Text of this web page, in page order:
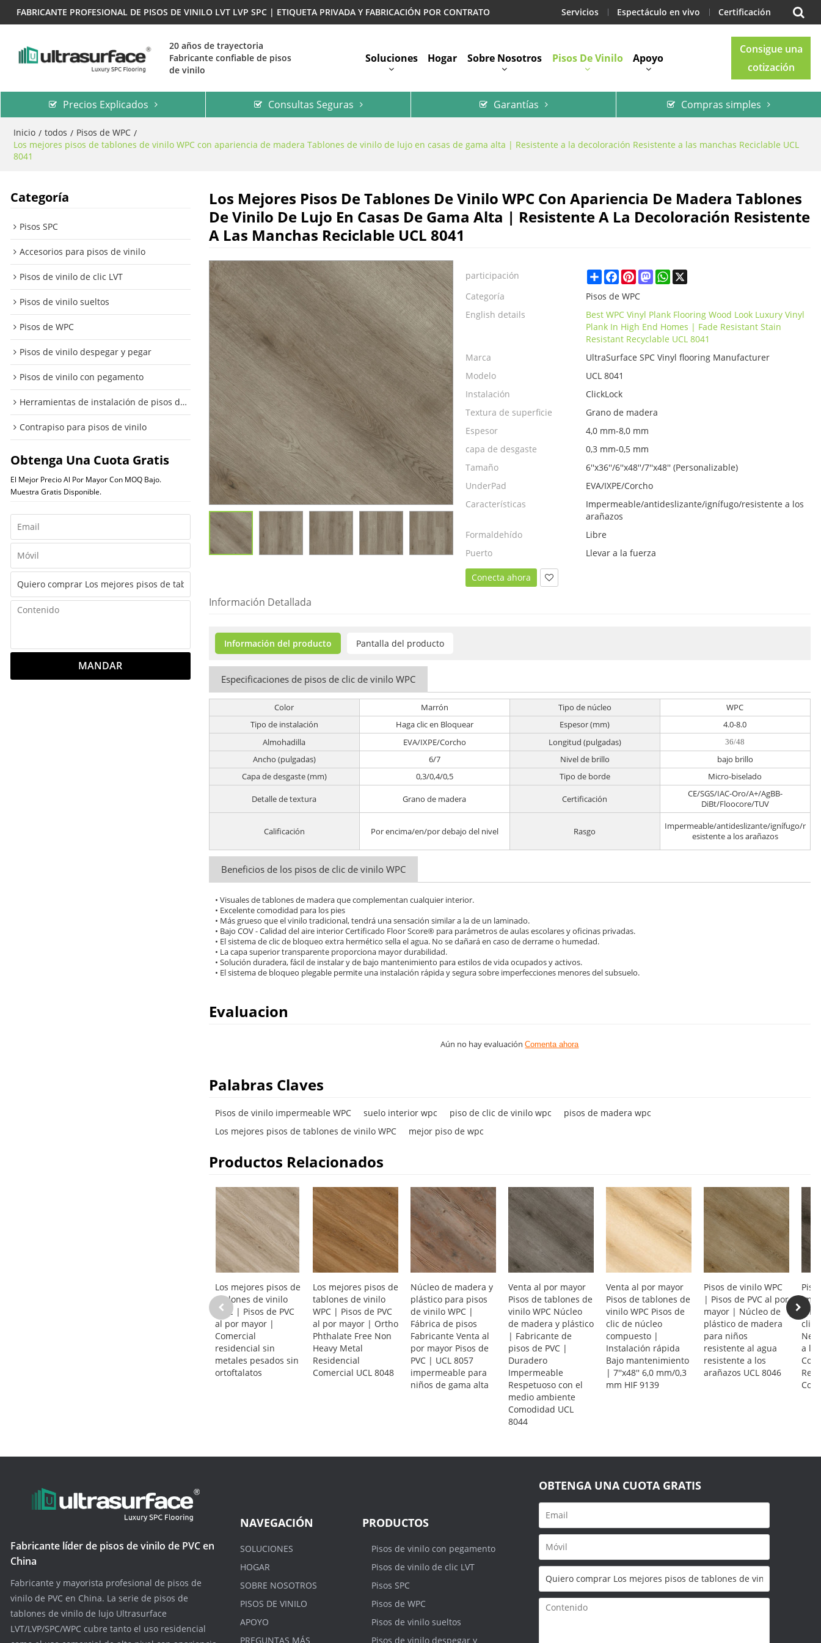
FABRICANTE PROFESIONAL DE PISOS DE VINILO LVT LVP SPC | ETIQUETA PRIVADA Y FABRICACIÓN POR CONTRATO Servicios Espectáculo en vivo Certificación
20 años de trayectoria
Fabricante confiable de pisos
de vinilo
Soluciones Hogar Sobre Nosotros Pisos De Vinilo Apoyo
Consigue una
cotización
Precios Explicados Consultas Seguras Garantías Compras simples
Inicio / todos / Pisos de WPC /
Los mejores pisos de tablones de vinilo WPC con apariencia de madera Tablones de vinilo de lujo en casas de gama alta | Resistente a la decoloración Resistente a las manchas Reciclable UCL
8041
Categoría
Pisos SPC
Accesorios para pisos de vinilo
Pisos de vinilo de clic LVT
Pisos de vinilo sueltos
Pisos de WPC
Pisos de vinilo despegar y pegar
Pisos de vinilo con pegamento
Herramientas de instalación de pisos de vinilo
Contrapiso para pisos de vinilo
Obtenga Una Cuota Gratis
El Mejor Precio Al Por Mayor Con MOQ Bajo.
Muestra Gratis Disponible.
MANDAR
Los Mejores Pisos De Tablones De Vinilo WPC Con Apariencia De Madera Tablones
De Vinilo De Lujo En Casas De Gama Alta | Resistente A La Decoloración Resistente
A Las Manchas Reciclable UCL 8041
participación ShareFacebookPinterestMastodonWhatsApp
Categoría
Pisos de WPC
English details
Best WPC Vinyl Plank Flooring Wood Look Luxury Vinyl
Plank In High End Homes | Fade Resistant Stain
Resistant Recyclable UCL 8041
Marca
UltraSurface SPC Vinyl flooring Manufacturer
Modelo
UCL 8041
Instalación
ClickLock
Textura de superficie
Grano de madera
Espesor
4,0 mm-8,0 mm
capa de desgaste
0,3 mm-0,5 mm
Tamaño
6''x36''/6''x48''/7''x48'' (Personalizable)
UnderPad
EVA/IXPE/Corcho
Características
Impermeable/antideslizante/ignífugo/resistente a los
arañazos
Formaldehído
Libre
Puerto
Llevar a la fuerza
Conecta ahora
Información Detallada
Información del producto Pantalla del producto
Especificaciones de pisos de clic de vinilo WPC
Color Marrón Tipo de núcleo
WPC
Tipo de instalación
Haga clic en Bloquear Espesor (mm)
4.0-8.0
Almohadilla
EVA/IXPE/Corcho Longitud (pulgadas) 36/48
Ancho (pulgadas) 6/7 Nivel de brillo
bajo brillo
Capa de desgaste (mm)
0,3/0,4/0,5 Tipo de borde Micro-biselado
Detalle de textura Grano de madera Certificación
CE/SGS/IAC-Oro/A+/AgBB-
DiBt/Floocore/TUV
Calificación Por encima/en/por debajo del nivel Rasgo
Impermeable/antideslizante/ignífugo/r
esistente a los arañazos
Beneficios de los pisos de clic de vinilo WPC
• Visuales de tablones de madera que complementan cualquier interior.
• Excelente comodidad para los pies
• Más grueso que el vinilo tradicional, tendrá una sensación similar a la de un laminado.
• Bajo COV - Calidad del aire interior Certificado Floor Score® para parámetros de aulas escolares y oficinas privadas.
• El sistema de clic de bloqueo extra hermético sella el agua. No se dañará en caso de derrame o humedad.
• La capa superior transparente proporciona mayor durabilidad.
• Solución duradera, fácil de instalar y de bajo mantenimiento para estilos de vida ocupados y activos.
• El sistema de bloqueo plegable permite una instalación rápida y segura sobre imperfecciones menores del subsuelo.
Evaluacion
Aún no hay evaluaciónComenta ahora
Palabras Claves
Pisos de vinilo impermeable WPC suelo interior wpc piso de clic de vinilo wpc
pisos de madera wpc
Los mejores pisos de tablones de vinilo WPC
mejor piso de wpc
Productos Relacionados
Los mejores pisos de
tablones de vinilo
WPC | Pisos de PVC
al por mayor |
Comercial
residencial sin
metales pesados sin
ortoftalatos
Los mejores pisos de
tablones de vinilo
WPC | Pisos de PVC
al por mayor | Ortho
Phthalate Free Non
Heavy Metal
Residencial
Comercial UCL 8048
Núcleo de madera y
plástico para pisos
de vinilo WPC |
Fábrica de pisos
Fabricante Venta al
por mayor Pisos de
PVC | UCL 8057
impermeable para
niños de gama alta
Venta al por mayor
Pisos de tablones de
vinilo WPC Núcleo
de madera y plástico
| Fabricante de
pisos de PVC |
Duradero
Impermeable
Respetuoso con el
medio ambiente
Comodidad UCL
8044
Venta al por mayor
Pisos de tablones de
vinilo WPC Pisos de
clic de núcleo
compuesto |
Instalación rápida
Bajo mantenimiento
| 7''x48'' 6,0 mm/0,3
mm HIF 9139
Pisos de vinilo WPC
| Pisos de PVC al por
mayor | Núcleo de
plástico de madera
para niños
resistente al agua
resistente a los
arañazos UCL 8046
clic
a
Fabricante líder de pisos de vinilo de PVC en
China
Fabricante y mayorista profesional de pisos de
vinilo de PVC en China. La serie de pisos de
tablones de vinilo de lujo Ultrasurface
LVT/LVP/SPC/WPC cubre tanto el uso residencial
NAVEGACIÓN
SOLUCIONES
HOGAR
SOBRE NOSOTROS
PISOS DE VINILO
APOYO
PREGUNTAS MÁS
PRODUCTOS
Pisos de vinilo con pegamento
Pisos de vinilo de clic LVT
Pisos SPC
Pisos de WPC
Pisos de vinilo sueltos
Pisos de vinilo despegar y
OBTENGA UNA CUOTA GRATIS